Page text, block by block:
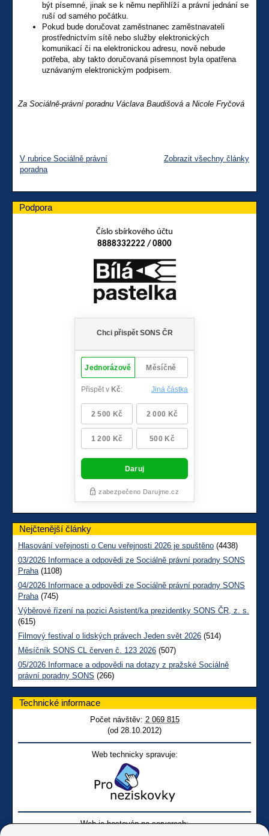
být písemné, jinak se k němu nepřihlíží a právní jednání se
ruší od samého počátku.
Pokud bude doručovat zaměstnanec zaměstnavateli
prostřednictvím sítě nebo služby elektronických
komunikací či na elektronickou adresu, nově nebude
potřeba, aby takto doručovaná písemnost byla opatřena
uznávaným elektronickým podpisem.
Za Sociálně-právní poradnu Václava Baudišová a Nicole Fryčová
V rubrice Sociálně právní
poradna
Zobrazit všechny články
Podpora
Číslo sbírkového účtu
8888332222 / 0800
Nejčtenější články
Hlasování veřejnosti o Cenu veřejnosti 2026 je spuštěno (4438)
03/2026 Informace a odpovědi ze Sociálně právní poradny SONS
Praha(1108)
04/2026 Informace a odpovědi ze Sociálně právní poradny SONS
Praha(745)
Výběrové řízení na pozici Asistent/ka prezidentky SONS ČR, z. s.
(615)
Filmový festival o lidských právech Jeden svět 2026 (514)
Měsíčník SONS CL červen č. 123 2026 (507)
05/2026 Informace a odpovědi na dotazy z pražské Sociálně
právní poradny SONS (266)
Technické informace
Počet návštěv: 2 069 815
(od 28.10.2012)
Web technicky spravuje:
Web je hostován na serverech: